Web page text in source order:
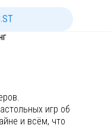
bulatsafintt
тусовке в
иудаизма и
пчелой. Все
имя того,
в
её может
игр об
и всём, что